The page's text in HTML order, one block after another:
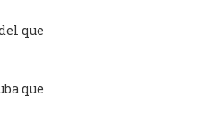
que
que